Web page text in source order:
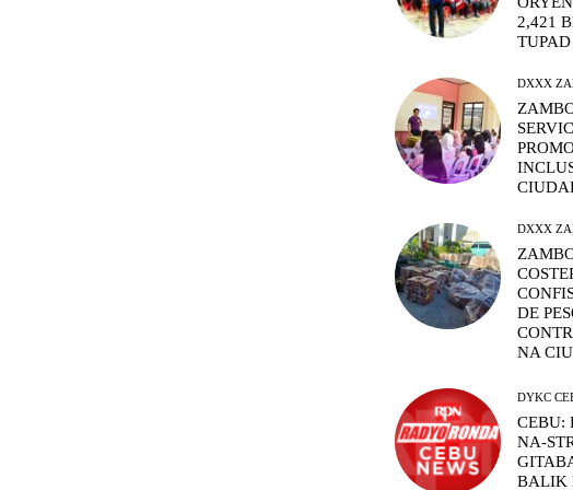
2,421
TUPAD
DXXX
DXXX
DE
NA
DYKC
CEBU:
NA-
BALIK